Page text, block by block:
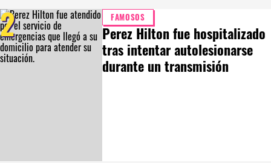
2 FAMOSOS
Perez Hilton fue hospitalizado
tras intentar autolesionarse
durante un transmisión